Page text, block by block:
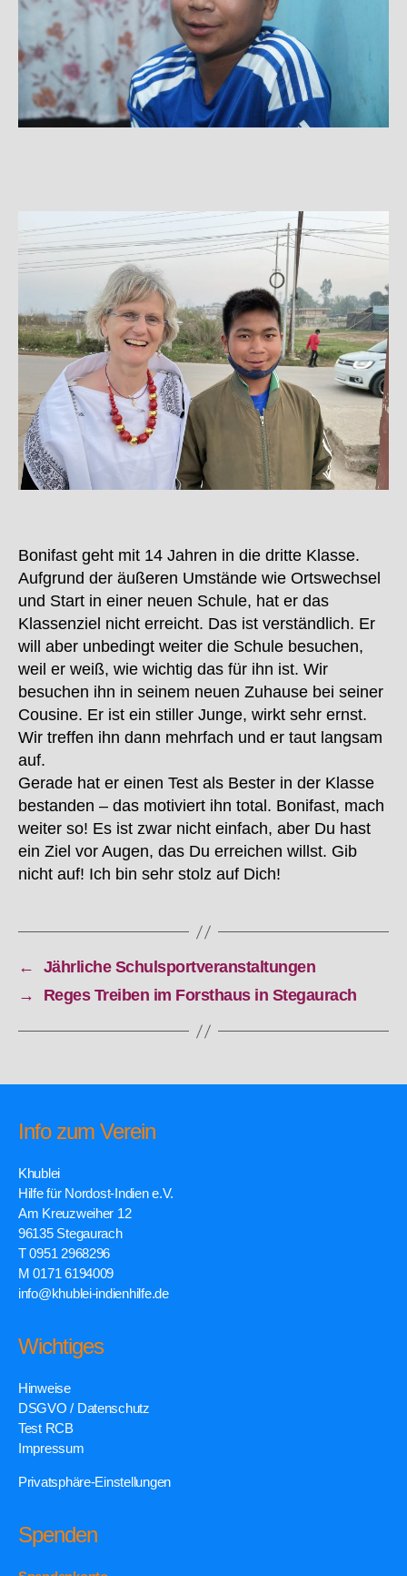
Bonifast geht mit 14 Jahren in die dritte Klasse.
Aufgrund der äußeren Umstände wie Ortswechsel
und Start in einer neuen Schule, hat er das
Klassenziel nicht erreicht. Das ist verständlich. Er
will aber unbedingt weiter die Schule besuchen,
weil er weiß, wie wichtig das für ihn ist. Wir
besuchen ihn in seinem neuen Zuhause bei seiner
Cousine. Er ist ein stiller Junge, wirkt sehr ernst.
Wir treffen ihn dann mehrfach und er taut langsam
auf.
Gerade hat er einen Test als Bester in der Klasse
bestanden – das motiviert ihn total. Bonifast, mach
weiter so! Es ist zwar nicht einfach, aber Du hast
ein Ziel vor Augen, das Du erreichen willst. Gib
nicht auf! Ich bin sehr stolz auf Dich!
←
Jährliche Schulsportveranstaltungen
→
Reges Treiben im Forsthaus in Stegaurach
Info zum Verein
Khublei
Hilfe für Nordost-Indien e.V.
Am Kreuzweiher 12
96135 Stegaurach
T 0951 2968296
M 0171 6194009
info@khublei-indienhilfe.de
Wichtiges
Hinweise
DSGVO / Datenschutz
Test RCB
Impressum
Privatsphäre-Einstellungen
Spenden